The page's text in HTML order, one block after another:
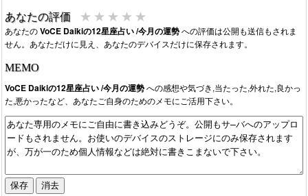
2026/03/08：2026年3月の今月の運勢が公開。URL更新。
2026/02/07：2026年2月の今月の運勢が公開中。URL更新。
あなたの評価 ★ ★ ★ ★ ★
あなたのVoCE Daikiの12星座占い /今月の運勢への評価は公開も送信もされま
せん。あなただけに見え、あなたのデバイスだけに保存されます。
MEMO
VoCE Daikiの12星座占い /今月の運勢への感想や気づき,当たった,外れた,良かっ
た,悪かったなど、あなたご自身のためのメモにご活用下さい。